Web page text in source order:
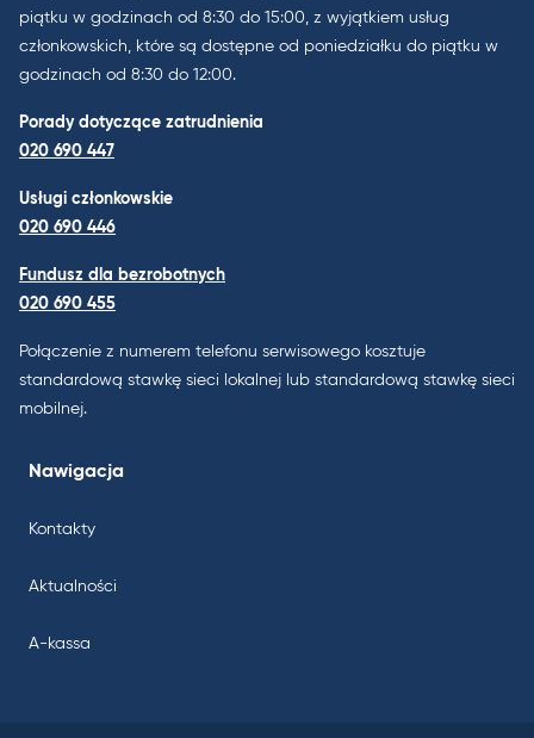
piątku w godzinach od 8:30 do 15:00, z wyjątkiem usług
członkowskich, które są dostępne od poniedziałku do piątku w
godzinach od 8:30 do 12:00.
Porady dotyczące zatrudnienia
020 690 447
Usługi członkowskie
020 690 446
Fundusz dla bezrobotnych
020 690 455
Połączenie z numerem telefonu serwisowego kosztuje
standardową stawkę sieci lokalnej lub standardową stawkę sieci
mobilnej.
Nawigacja
Kontakty
Aktualności
A-kassa